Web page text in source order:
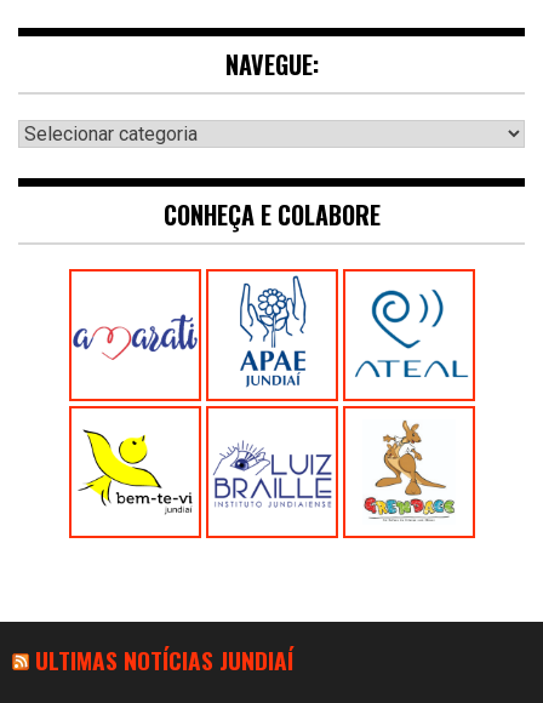
NAVEGUE:
Navegue:
CONHEÇA E COLABORE
ULTIMAS NOTÍCIAS JUNDIAÍ